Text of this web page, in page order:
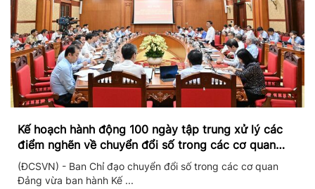
Kế hoạch hành động 100 ngày tập trung xử lý các
điểm nghẽn về chuyển đổi số trong các cơ quan
Đảng
(ĐCSVN) - Ban Chỉ đạo chuyển đổi số trong các cơ quan
Đảng vừa ban hành Kế ...